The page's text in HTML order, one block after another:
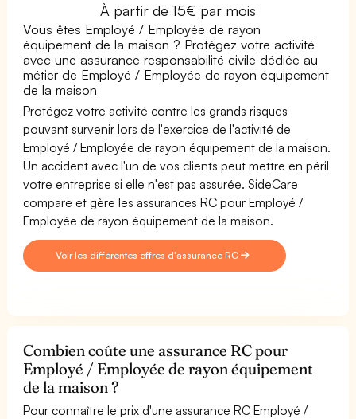
À partir de 15€ par mois
Vous êtes Employé / Employée de rayon
équipement de la maison ? Protégez votre activité
avec une assurance responsabilité civile dédiée au
métier de Employé / Employée de rayon équipement
de la maison
Protégez votre activité contre les grands risques
pouvant survenir lors de l'exercice de l'activité de
Employé / Employée de rayon équipement de la maison.
Un accident avec l'un de vos clients peut mettre en péril
votre entreprise si elle n'est pas assurée. SideCare
compare et gère les assurances RC pour Employé /
Employée de rayon équipement de la maison.
Voir les différentes offres d'assurance RC
Combien coûte une assurance RC pour
Employé / Employée de rayon équipement
de la maison ?
Pour connaître le prix d'une assurance RC Employé /